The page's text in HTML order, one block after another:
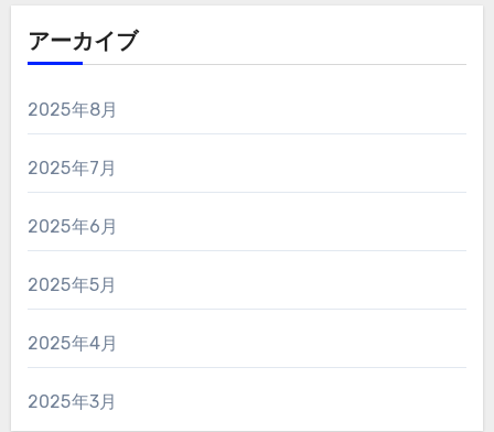
アーカイブ
2025年8月
2025年7月
2025年6月
2025年5月
2025年4月
2025年3月